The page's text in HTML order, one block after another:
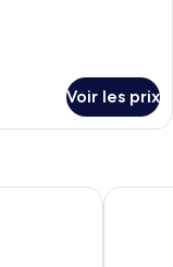
Voir les prix